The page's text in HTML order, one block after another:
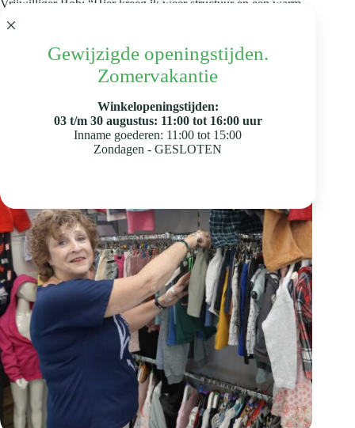
Gewijzigde openingstijden.
Zomervakantie
Winkelopeningstijden:
03 t/m 30 augustus: 11:00 tot 16:00 uur
Inname goederen: 11:00 tot 15:00
Zondagen - GESLOTEN
Vrijwilliger Rob: “Hier kreeg ik weer structuur en een warm
welkom“ Rob (64) werkt al ruim anderhalf jaar bij Kringloop
Nieuwe Vorm,…
Nieuwe Vorm
28 juli 2025